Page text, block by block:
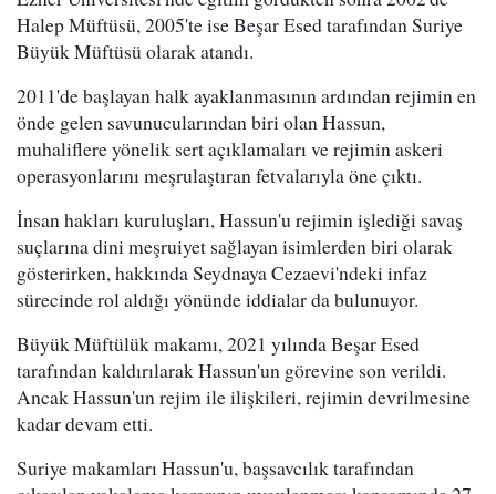
Halep Müftüsü, 2005'te ise Beşar Esed tarafından Suriye
Büyük Müftüsü olarak atandı.
2011'de başlayan halk ayaklanmasının ardından rejimin en
önde gelen savunucularından biri olan Hassun,
muhaliflere yönelik sert açıklamaları ve rejimin askeri
operasyonlarını meşrulaştıran fetvalarıyla öne çıktı.
İnsan hakları kuruluşları, Hassun'u rejimin işlediği savaş
suçlarına dini meşruiyet sağlayan isimlerden biri olarak
gösterirken, hakkında Seydnaya Cezaevi'ndeki infaz
sürecinde rol aldığı yönünde iddialar da bulunuyor.
Büyük Müftülük makamı, 2021 yılında Beşar Esed
tarafından kaldırılarak Hassun'un görevine son verildi.
Ancak Hassun'un rejim ile ilişkileri, rejimin devrilmesine
kadar devam etti.
Suriye makamları Hassun'u, başsavcılık tarafından